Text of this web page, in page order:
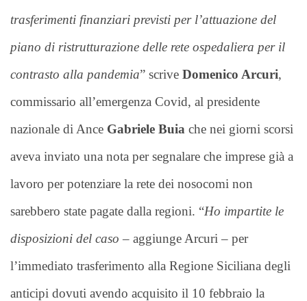
trasferimenti finanziari previsti per l’attuazione del
piano di ristrutturazione delle rete ospedaliera per il
contrasto alla pandemia” scrive Domenico Arcuri,
commissario all’emergenza Covid, al presidente
nazionale di Ance Gabriele Buia che nei giorni scorsi
aveva inviato una nota per segnalare che imprese già a
lavoro per potenziare la rete dei nosocomi non
sarebbero state pagate dalla regioni. “Ho impartite le
disposizioni del caso – aggiunge Arcuri – per
l’immediato trasferimento alla Regione Siciliana degli
anticipi dovuti avendo acquisito il 10 febbraio la